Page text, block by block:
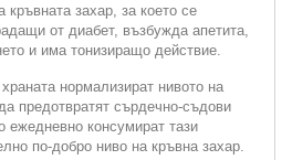
кръвната захар, за което се
от диабет, възбужда апетита,
и има тонизиращо действие.
нормализират нивото на
предотвратят сърдечно-съдови
ежедневно консумират тази
по-добро ниво на кръвна захар.